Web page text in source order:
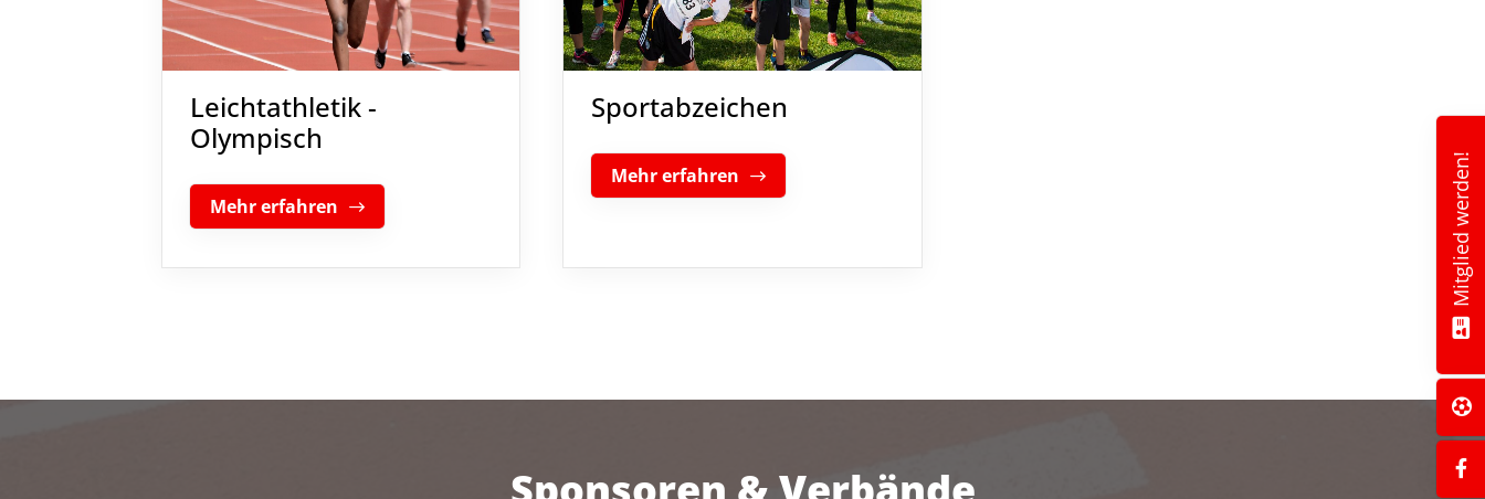
Leichtathletik -
Olympisch
Mehr erfahren
Sportabzeichen
Mehr erfahren Mitglied werden!